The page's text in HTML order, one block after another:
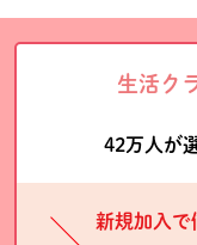
生活ク
42万人が
新規加入で